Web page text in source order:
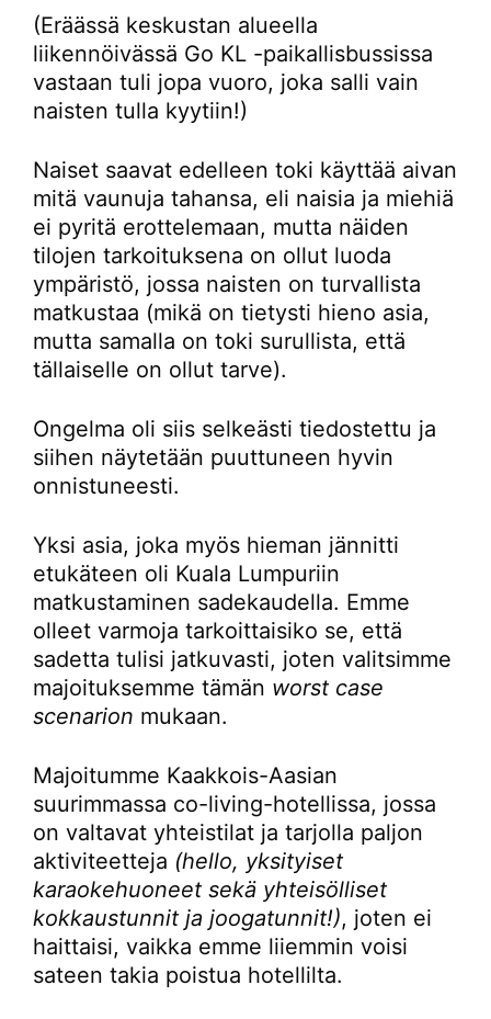
(Eräässä keskustan alueella
liikennöivässä Go KL -paikallisbussissa
vastaan tuli jopa vuoro, joka salli vain
naisten tulla kyytiin!)
Naiset saavat edelleen toki käyttää aivan
mitä vaunuja tahansa, eli naisia ja miehiä
ei pyritä erottelemaan, mutta näiden
tilojen tarkoituksena on ollut luoda
ympäristö, jossa naisten on turvallista
matkustaa (mikä on tietysti hieno asia,
mutta samalla on toki surullista, että
tällaiselle on ollut tarve).
Ongelma oli siis selkeästi tiedostettu ja
siihen näytetään puuttuneen hyvin
onnistuneesti.
Yksi asia, joka myös hieman jännitti
etukäteen oli Kuala Lumpuriin
matkustaminen sadekaudella. Emme
olleet varmoja tarkoittaisiko se, että
sadetta tulisi jatkuvasti, joten valitsimme
majoituksemme tämän worst case
scenarion mukaan.
Majoitumme Kaakkois-Aasian
suurimmassa co-living-hotellissa, jossa
on valtavat yhteistilat ja tarjolla paljon
aktiviteetteja (hello, yksityiset
karaokehuoneet sekä yhteisölliset
kokkaustunnit ja joogatunnit!), joten ei
haittaisi, vaikka emme liiemmin voisi
sateen takia poistua hotellilta.